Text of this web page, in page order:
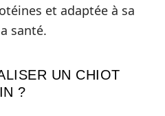
et adaptée à sa
santé.
UN CHIOT
?